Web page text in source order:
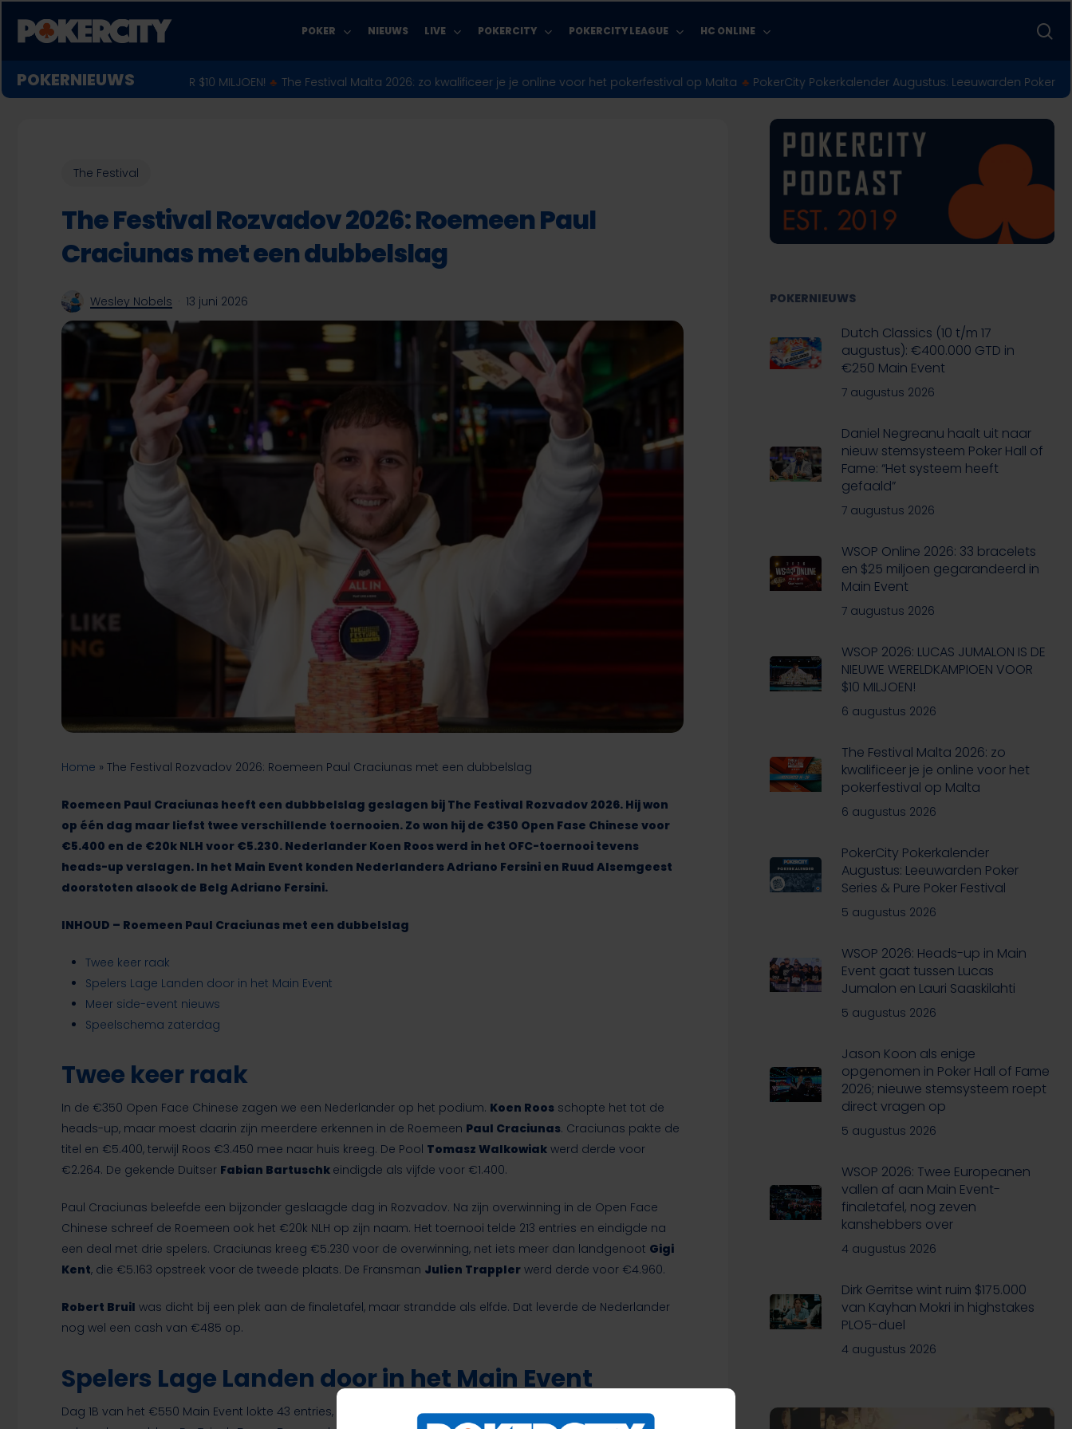
content
Druk op ENTER om te zoeken of ESC te sluiten
POKER NIEUWS LIVE POKERCITY POKERCITY LEAGUE HC ONLINE
POKERNIEUWSVOOR $10 MILJOEN! ♣︎ The Festival Malta 2026: zo kwalificeer je je online voor het pokerfestival op Malta ♣︎ PokerCity Pokerkalender Augustus: Leeuwarden Poker Series &
The Festival
The Festival Rozvadov 2026: Roemeen Paul
Craciunas met een dubbelslag
Wesley Nobels 13 juni 2026
Home »The Festival Rozvadov 2026: Roemeen Paul Craciunas met een dubbelslag
Roemeen Paul Craciunas heeft een dubbbelslag geslagen bij The Festival Rozvadov 2026. Hij won
op één dag maar liefst twee verschillende toernooien. Zo won hij de €350 Open Fase Chinese voor
€5.400 en de €20k NLH voor €5.230. Nederlander Koen Roos werd in het OFC-toernooi tevens
heads-up verslagen. In het Main Event konden Nederlanders Adriano Fersini en Ruud Alsemgeest
doorstoten alsook de Belg Adriano Fersini.
INHOUD – Roemeen Paul Craciunas met een dubbelslag
Twee keer raak
Spelers Lage Landen door in het Main Event
Meer side-event nieuws
Speelschema zaterdag
Twee keer raak
In de €350 Open Face Chinese zagen we een Nederlander op het podium. Koen Roos schopte het tot de
heads-up, maar moest daarin zijn meerdere erkennen in de Roemeen Paul Craciunas. Craciunas pakte de
titel en €5.400, terwijl Roos €3.450 mee naar huis kreeg. De Pool Tomasz Walkowiak werd derde voor
€2.264. De gekende Duitser Fabian Bartuschk eindigde als vijfde voor €1.400.
Paul Craciunas beleefde een bijzonder geslaagde dag in Rozvadov. Na zijn overwinning in de Open Face
Chinese schreef de Roemeen ook het €20k NLH op zijn naam. Het toernooi telde 213 entries en eindigde na
een deal met drie spelers. Craciunas kreeg €5.230 voor de overwinning, net iets meer dan landgenoot Gigi
Kent, die €5.163 opstreek voor de tweede plaats. De Fransman Julien Trappler werd derde voor €4.960.
Robert Bruil was dicht bij een plek aan de finaletafel, maar strandde als elfde. Dat leverde de Nederlander
nog wel een cash van €485 op.
Spelers Lage Landen door in het Main Event
Dag 1B van het €550 Main Event lokte 43 entries, waarvan zes spelers een stack konden meenemen naar de
POKERNIEUWS
Dutch Classics (10 t/m 17
augustus): €400.000 GTD in
€250 Main Event
7 augustus 2026
Daniel Negreanu haalt uit naar
nieuw stemsysteem Poker Hall of
Fame: “Het systeem heeft
gefaald”
7 augustus 2026
WSOP Online 2026: 33 bracelets
en $25 miljoen gegarandeerd in
Main Event
7 augustus 2026
WSOP 2026: LUCAS JUMALON IS DE
NIEUWE WERELDKAMPIOEN VOOR
$10 MILJOEN!
6 augustus 2026
The Festival Malta 2026: zo
kwalificeer je je online voor het
pokerfestival op Malta
6 augustus 2026
PokerCity Pokerkalender
Augustus: Leeuwarden Poker
Series & Pure Poker Festival
5 augustus 2026
WSOP 2026: Heads-up in Main
Event gaat tussen Lucas
Jumalon en Lauri Saaskilahti
5 augustus 2026
Jason Koon als enige
opgenomen in Poker Hall of Fame
2026; nieuwe stemsysteem roept
direct vragen op
5 augustus 2026
WSOP 2026: Twee Europeanen
vallen af aan Main Event-
finaletafel, nog zeven
kanshebbers over
4 augustus 2026
Dirk Gerritse wint ruim $175.000
van Kayhan Mokri in highstakes
PLO5-duel
4 augustus 2026